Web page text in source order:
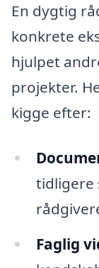
En dygtig
konkrete
hjulpet
projekter.
kigge efter:
tidligere
Faglig